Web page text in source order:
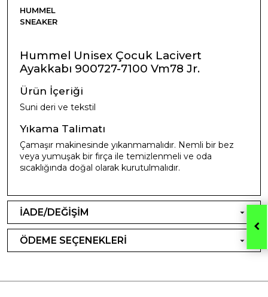
HUMMEL
SNEAKER
Hummel Unisex Çocuk Lacivert
Ayakkabı 900727-7100 Vm78 Jr.
Ürün İçeriği
Suni deri ve tekstil
Yıkama Talimatı
Çamaşır makinesinde yıkanmamalıdır. Nemli bir bez
veya yumuşak bir fırça ile temizlenmeli ve oda
sıcaklığında doğal olarak kurutulmalıdır.
İADE/DEĞİŞİM
ÖDEME SEÇENEKLERİ